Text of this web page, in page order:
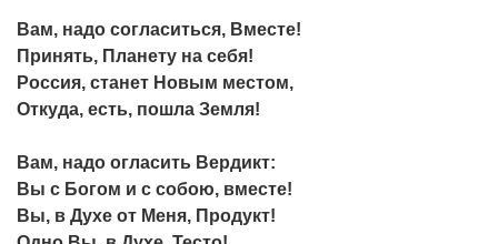
Вам, надо согласиться, Вместе!
Принять, Планету на себя!
Россия, станет Новым местом,
Откуда, есть, пошла Земля!
Вам, надо огласить Вердикт:
Вы с Богом и с собою, вместе!
Вы, в Духе от Меня, Продукт!